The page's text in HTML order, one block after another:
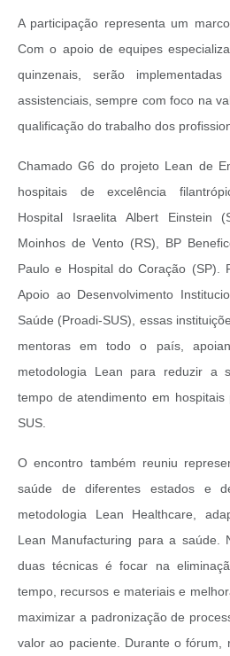
A participação representa um
Com o apoio de equipes
quinzenais, serão
assistenciais, sempre com foco na
qualificação do trabalho dos
Chamado G6 do projeto Lean de
hospitais de excelência
Hospital Israelita Albert Einstein
Moinhos de Vento (RS), BP
Paulo e Hospital do Coração (SP).
Apoio ao Desenvolvimento
Saúde (Proadi-SUS), essas
mentoras em todo o país,
metodologia Lean para reduzir a
tempo de atendimento em
SUS.
O encontro também reuniu
saúde de diferentes estados e
metodologia Lean Healthcare,
Lean Manufacturing para a saúde.
duas técnicas é focar na
tempo, recursos e materiais e
maximizar a padronização de
valor ao paciente. Durante o fórum,